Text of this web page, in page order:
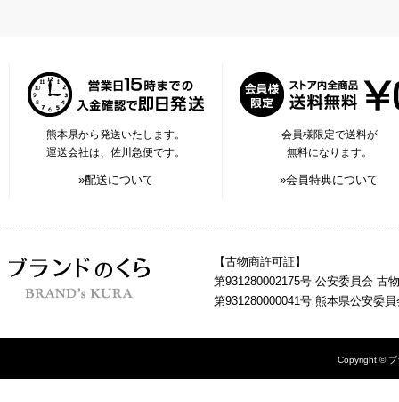
熊本県から発送いたします。
運送会社は、佐川急便です。
»配送について
会員様限定で送料が
無料になります。
»会員特典について
【古物商許可証】
第931280002175号 公安委員会 古
第931280000041号 熊本県公安委
Copyright © ブ